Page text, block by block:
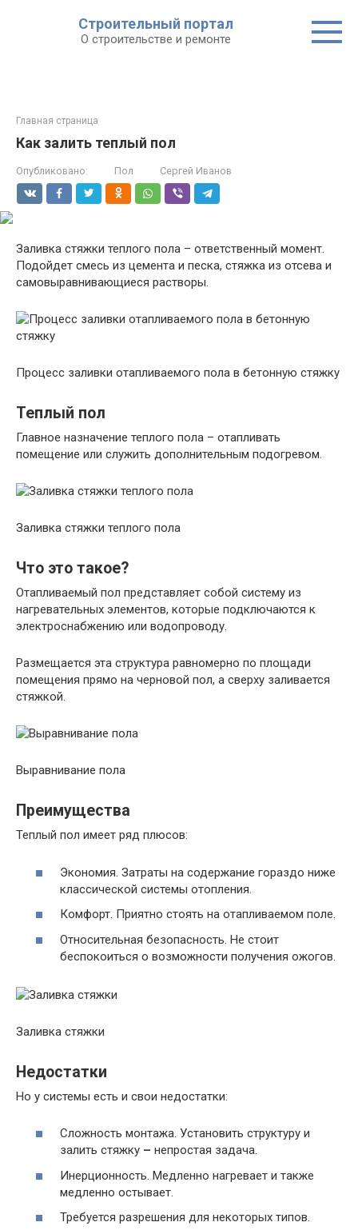
Строительный портал
О строительстве и ремонте
Главная страница
Как залить теплый пол
Опубликовано: Пол Сергей Иванов
Заливка стяжки теплого пола – ответственный момент.
Подойдет смесь из цемента и песка, стяжка из отсева и
самовыравнивающиеся растворы.
Процесс заливки отапливаемого пола в бетонную стяжку
Теплый пол
Главное назначение теплого пола – отапливать
помещение или служить дополнительным подогревом.
Заливка стяжки теплого пола
Что это такое?
Отапливаемый пол представляет собой систему из
нагревательных элементов, которые подключаются к
электроснабжению или водопроводу.
Размещается эта структура равномерно по площади
помещения прямо на черновой пол, а сверху заливается
стяжкой.
Выравнивание пола
Преимущества
Теплый пол имеет ряд плюсов:
Экономия. Затраты на содержание гораздо ниже
классической системы отопления.
Комфорт. Приятно стоять на отапливаемом поле.
Относительная безопасность. Не стоит
беспокоиться о возможности получения ожогов.
Заливка стяжки
Недостатки
Но у системы есть и свои недостатки:
Сложность монтажа. Установить структуру и
залить стяжку – непростая задача.
Инерционность. Медленно нагревает и также
медленно остывает.
Требуется разрешения для некоторых типов.